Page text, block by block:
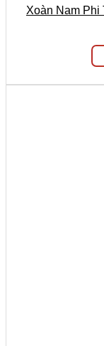
Xoàn Nam Phi